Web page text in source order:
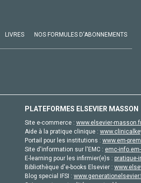
LIVRES NOS FORMULES D'ABONNEMENTS
PLATEFORMES ELSEVIER MASSON
Site e-commerce : www.elsevier-
Aide à la pratique clinique :
Portail pour les institutions : www.em-
Site d'information sur l'EMC : emc-
E-learning pour les infirmier(e)s : pratique-
Bibliothèque d'e-books Elsevier :
Blog special IFSI :